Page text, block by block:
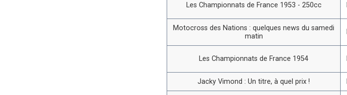
Les Championnats de France 1953 - 250cc
Motocross des Nations : quelques news du samedi
matin
Les Championnats de France 1954
Jacky Vimond : Un titre, à quel prix !